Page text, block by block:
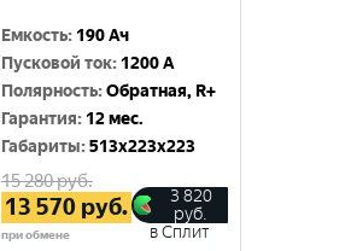
Емкость: 190 Ач
Пусковой ток: 1200 A
Полярность:Обратная, R+
Гарантия: 12 мес.
Габариты:513x223x223
15 280руб.
13 570 руб.
при обмене
3 820
руб.
в Сплит